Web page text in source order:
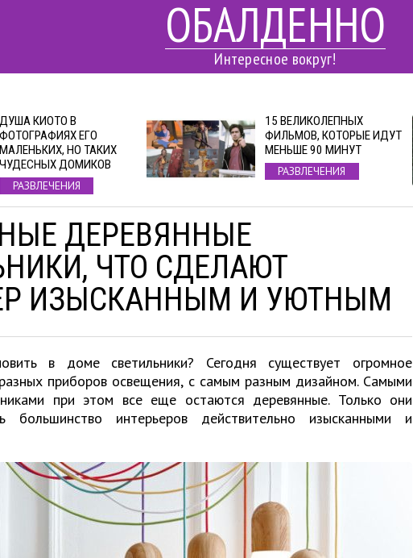
ОБАЛДЕННО
Интересное вокруг!
ДУША КИОТО В
ФОТОГРАФИЯХ ЕГО
МАЛЕНЬКИХ, НО ТАКИХ
ЧУДЕСНЫХ ДОМИКОВ
РАЗВЛЕЧЕНИЯ
15 ВЕЛИКОЛЕПНЫХ
ФИЛЬМОВ, КОТОРЫЕ ИДУТ
МЕНЬШЕ 90 МИНУТ
РАЗВЛЕЧЕНИЯ
ДЕРЕВЯННЫЕ
ЧТО СДЕЛАЮТ
ИЗЫСКАННЫМ И УЮТНЫМ
в доме светильники? Сегодня существует огромное
приборов освещения, с самым разным дизайном. Самыми
при этом все еще остаются деревянные. Только они
большинство интерьеров действительно изысканными и